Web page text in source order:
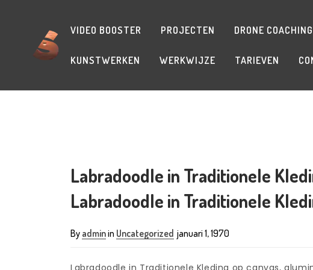
VIDEO BOOSTER PROJECTEN DRONE
KUNSTWERKEN WERKWIJZE TARIEVEN
Labradoodle in Traditionele
Labradoodle in Traditionele
By adminin Uncategorized januari 1, 1970
Labradoodle in Traditionele Kleding op canvas,